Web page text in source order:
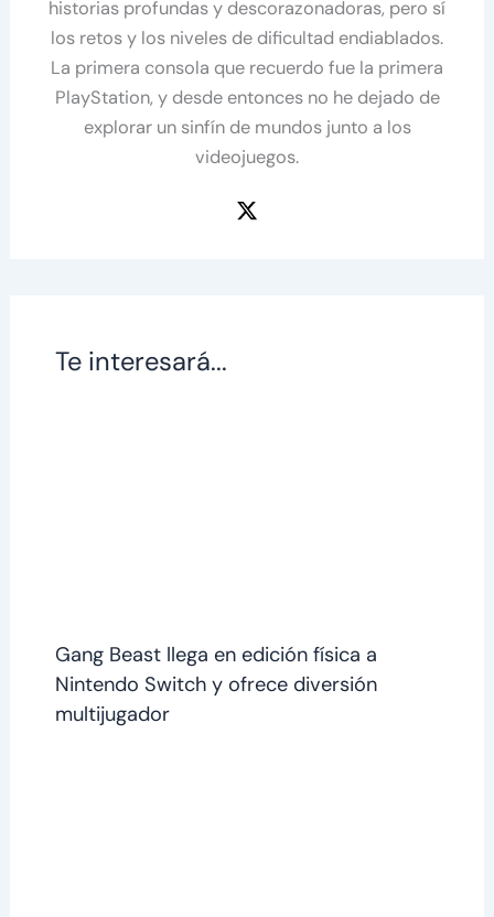
historias profundas y descorazonadoras, pero sí
los retos y los niveles de dificultad endiablados.
La primera consola que recuerdo fue la primera
PlayStation, y desde entonces no he dejado de
explorar un sinfín de mundos junto a los
videojuegos.
Te interesará...
Gang Beast llega en edición física a
Nintendo Switch y ofrece diversión
multijugador